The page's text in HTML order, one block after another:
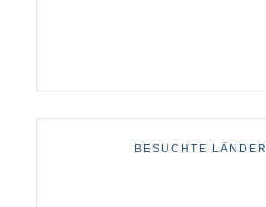
BESUCHTE LÄNDER